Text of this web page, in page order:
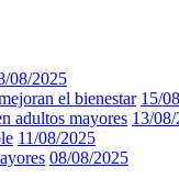
08/2025
el bienestar 15/
adultos mayores 13/
11/08/2025
08/08/2025